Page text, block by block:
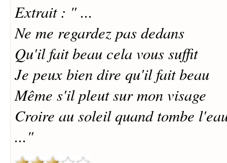
Extrait : " ...
Ne me regardez pas dedans
Qu'il fait beau cela vous suffit
Je peux bien dire qu'il fait beau
Même s'il pleut sur mon visage
Croire au soleil quand tombe
..."